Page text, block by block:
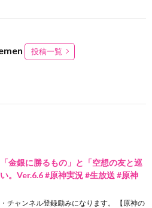
投稿一覧
金銀に勝るもの」と「空想の友と巡
。Ver.6.6 #原神実況 #生放送 #原神
チャンネル登録励みになります。 【原神の